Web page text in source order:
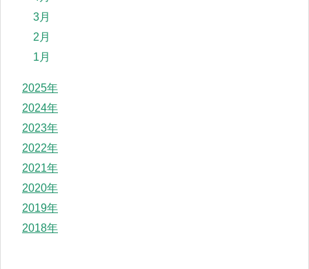
3月
2月
1月
2025年
2024年
2023年
2022年
2021年
2020年
2019年
2018年